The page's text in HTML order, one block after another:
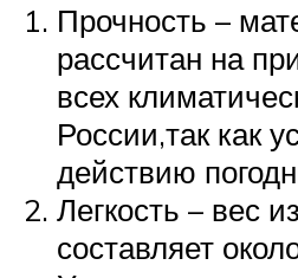
Прочность –
рассчитан на
всех
России,так как
действию
Легкость – вес
составляет